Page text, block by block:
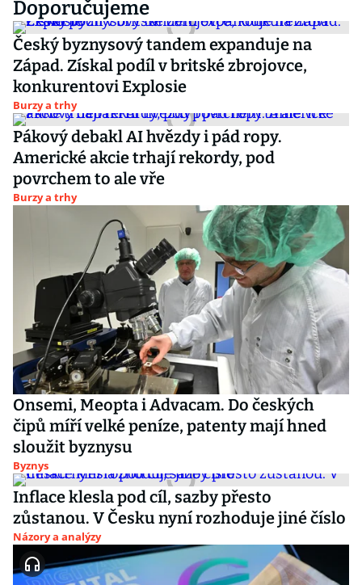
Doporučujeme
Český byznysový tandem expanduje na
Západ. Získal podíl v britské zbrojovce,
konkurentovi Explosie
Burzy a trhy
Pákový debakl AI hvězdy i pád ropy.
Americké akcie trhají rekordy, pod
povrchem to ale vře
Burzy a trhy
Onsemi, Meopta i Advacam. Do českých
čipů míří velké peníze, patenty mají hned
sloužit byznysu
Byznys
Inflace klesla pod cíl, sazby přesto
zůstanou. V Česku nyní rozhoduje jiné číslo
Názory a analýzy